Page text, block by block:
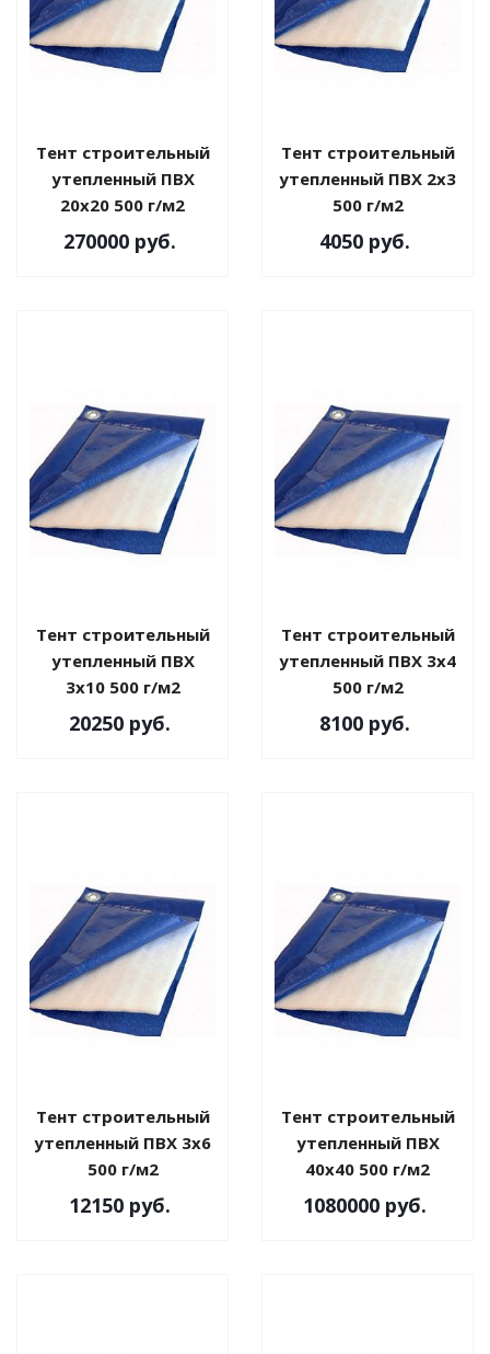
Тент строительный
утепленный ПВХ
20х20 500 г/м2
270000 руб.
Тент строительный
утепленный ПВХ 2х3
500 г/м2
4050 руб.
Тент строительный
утепленный ПВХ
3х10 500 г/м2
20250 руб.
Тент строительный
утепленный ПВХ 3х4
500 г/м2
8100 руб.
Тент строительный
утепленный ПВХ 3х6
500 г/м2
12150 руб.
Тент строительный
утепленный ПВХ
40х40 500 г/м2
1080000 руб.